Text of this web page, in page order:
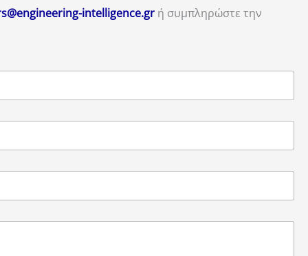
intelligence.gr ή συμπληρώστε την